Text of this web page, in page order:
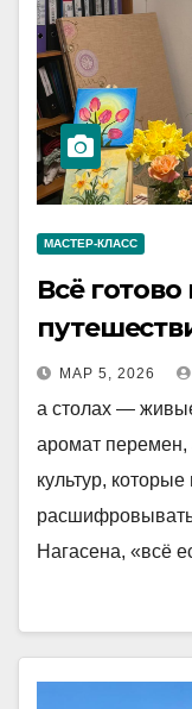
МАСТЕР-КЛАСС
Всё
МАР 5, 2026
а столах —
аромат
культур,
расшифровывать
Нагасена, «всё